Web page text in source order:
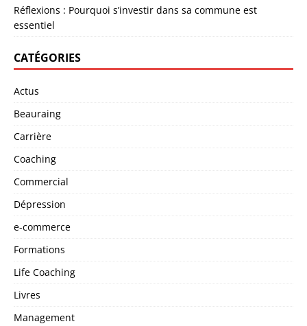
Réflexions : Pourquoi s’investir dans sa commune est
essentiel
CATÉGORIES
Actus
Beauraing
Carrière
Coaching
Commercial
Dépression
e-commerce
Formations
Life Coaching
Livres
Management